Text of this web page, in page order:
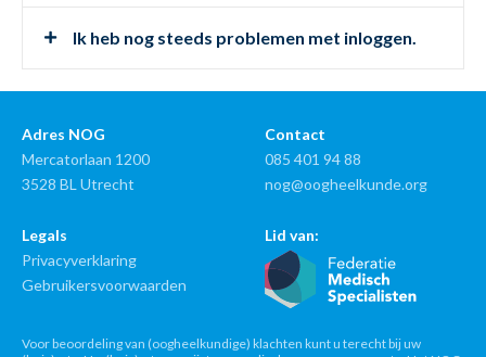
Ik heb nog steeds problemen met inloggen.
Adres NOG
Mercatorlaan 1200
3528 BL Utrecht
Contact
085 401 94 88
nog@oogheelkunde.org
Legals
Privacyverklaring
Gebruikersvoorwaarden
Lid van:
Voor beoordeling van (oogheelkundige) klachten kunt u terecht bij uw